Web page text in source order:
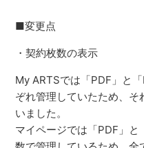
■変更点
・契約枚数の表示
My ARTSでは「PDF」と
ぞれ管理していたため、そ
いました。
マイページでは「PDF」